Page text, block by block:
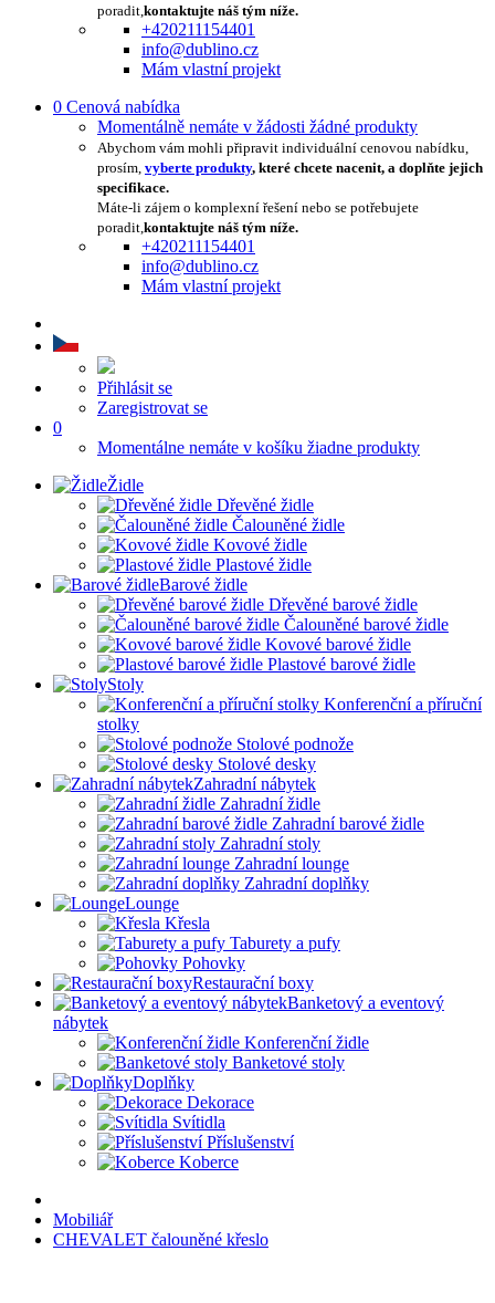
poradit,kontaktujte náš tým níže.
+420211154401
info@dublino.cz
Mám vlastní projekt
0 Cenová nabídka
Momentálně nemáte v žádosti žádné produkty
Abychom vám mohli připravit individuální cenovou nabídku,
prosím, vyberte produkty, které chcete nacenit, a doplňte jejich
specifikace.
Máte-li zájem o komplexní řešení nebo se potřebujete
poradit,kontaktujte náš tým níže.
+420211154401
info@dublino.cz
Mám vlastní projekt
Přihlásit se
Zaregistrovat se
0
Momentálne nemáte v košíku žiadne produkty
Židle
Dřevěné židle
Čalouněné židle
Kovové židle
Plastové židle
Barové židle
Dřevěné barové židle
Čalouněné barové židle
Kovové barové židle
Plastové barové židle
Stoly
Konferenční a příruční
stolky
Stolové podnože
Stolové desky
Zahradní nábytek
Zahradní židle
Zahradní barové židle
Zahradní stoly
Zahradní lounge
Zahradní doplňky
Lounge
Křesla
Taburety a pufy
Pohovky
Restaurační boxy
Banketový a eventový
nábytek
Konferenční židle
Banketové stoly
Doplňky
Dekorace
Svítidla
Příslušenství
Koberce
Mobiliář
CHEVALET čalouněné křeslo